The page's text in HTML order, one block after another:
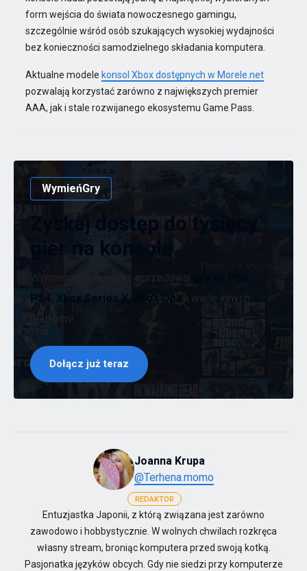
form wejścia do świata nowoczesnego gamingu,
szczególnie wśród osób szukających wysokiej wydajności
bez konieczności samodzielnego składania komputera.
Aktualne modele konsol Xbox dostępnych w Morele.net
pozwalają korzystać zarówno z największych premier
AAA, jak i stale rozwijanego ekosystemu Game Pass.
WymieńGry
Zyskaj dostęp do tysięcy
gier na konsole
Wymieniaj, kupuj oraz sprzedawaj
PS4, Xbox Series X, Xbox One i wiele innych
platform!
Dołącz już teraz
Joanna Krupa
@Terhena.momo
REDAKTOR
Entuzjastka Japonii, z którą związana jest zarówno
zawodowo i hobbystycznie. W wolnych chwilach rozkręca
własny stream, broniąc komputera przed swoją kotką.
Pasjonatka języków obcych. Gdy nie siedzi przy komputerze